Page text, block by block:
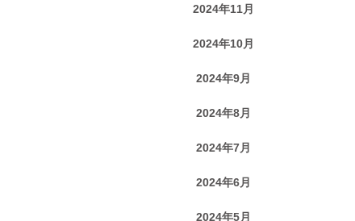
2024年11月
2024年10月
2024年9月
2024年8月
2024年7月
2024年6月
2024年5月